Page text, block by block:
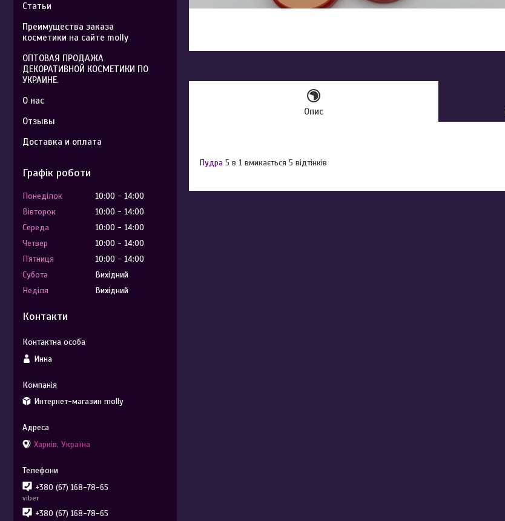
Опис
Пудра 5 в 1 вмикається 5 відтінків
Статьи
Преимущества заказа
косметики на сайте molly
ОПТОВАЯ ПРОДАЖА
ДЕКОРАТИВНОЙ КОСМЕТИКИ ПО
УКРАИНЕ.
О нас
Отзывы
Доставка и оплата
Графік роботи
Понеділок 10:00
14:00
Вівторок
10:00
14:00
Середа
10:00
14:00
Четвер
10:00
14:00
Пʼятниця
10:00
14:00
Субота
Вихідний
Неділя
Вихідний
Контакти
Инна
Интернет-магазин molly
Харків, Україна
+380 (67) 168-78-65
viber
+380 (67) 168-78-65